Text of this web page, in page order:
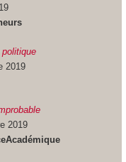
2019
2019